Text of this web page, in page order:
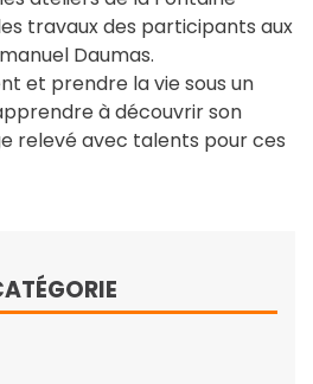
travaux des participants aux
Daumas.
et prendre la vie sous un
à découvrir son
relevé avec talents pour ces